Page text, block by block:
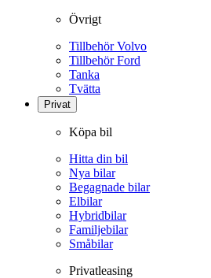
Övrigt
Tillbehör Volvo
Tillbehör Ford
Tanka
Tvätta
Privat
Köpa bil
Hitta din bil
Nya bilar
Begagnade bilar
Elbilar
Hybridbilar
Familjebilar
Småbilar
Privatleasing